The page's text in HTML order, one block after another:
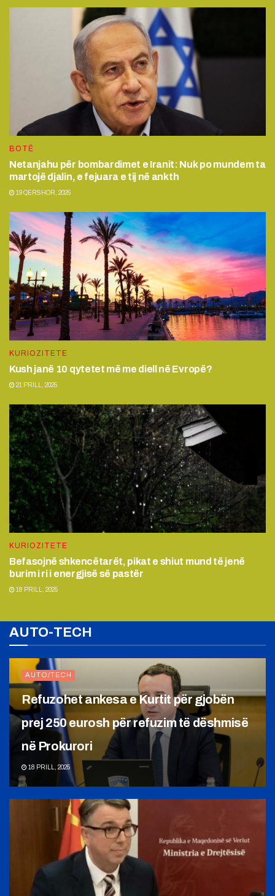
BOTË
Netanjahu për bombardimet e Iranit: Nuk po mundem ta
martojë djalin, e fejuara e tij në ankth
19 QERSHOR, 2025
KURIOZITETE
Kush janë 10 qytetet më me diell në Evropë?
21 PRILL, 2025
KURIOZITETE
Befasojnë shkencëtarët, pikat e shiut mund të jenë
burim i ri i energjisë së pastër
18 PRILL, 2025
AUTO-TECH
AUTO/TECH
Refuzohet ankesa e Kurtit për gjobën
prej 250 eurosh për refuzim të dëshmisë
në Prokurori
18 PRILL, 2025